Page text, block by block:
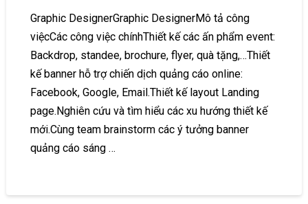
Graphic DesignerGraphic DesignerMô tả công
việcCác công việc chínhThiết kế các ấn phẩm event:
Backdrop, standee, brochure, flyer, quà tặng,…Thiết
kế banner hỗ trợ chiến dịch quảng cáo online:
Facebook, Google, Email.Thiết kế layout Landing
page.Nghiên cứu và tìm hiểu các xu hướng thiết kế
mới.Cùng team brainstorm các ý tưởng banner
quảng cáo sáng …